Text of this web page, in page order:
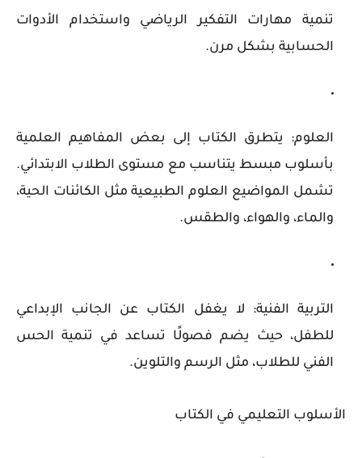
تنمية مهارات التفكير الرياضي واستخدام الأدوات
الحسابية بشكل مرن.
العلوم: يتطرق الكتاب إلى بعض المفاهيم العلمية
بأسلوب مبسط يتناسب مع مستوى الطلاب الابتدائي.
تشمل المواضيع العلوم الطبيعية مثل الكائنات الحية،
والماء، والهواء، والطقس.
التربية الفنية: لا يغفل الكتاب عن الجانب الإبداعي
للطفل، حيث يضم فصولًا تساعد في تنمية الحس
الفني للطلاب، مثل الرسم والتلوين.
الأسلوب التعليمي في الكتاب